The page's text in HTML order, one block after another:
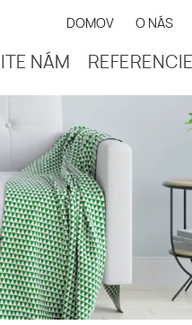
DOMOV O NÁS
NÁM REFERENCIE